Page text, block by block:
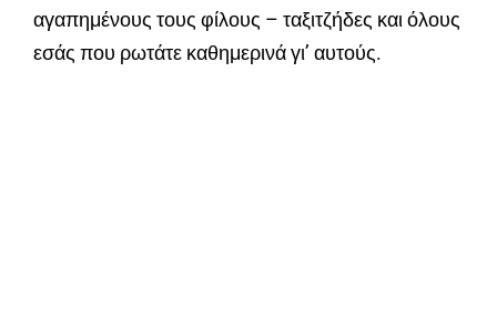
αγαπημένους τους φίλους – ταξιτζήδες και όλους
εσάς που ρωτάτε καθημερινά γι’ αυτούς.